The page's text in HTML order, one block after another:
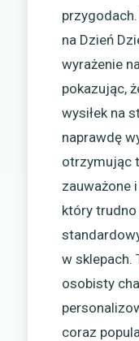
na Dzień
wyrażenie
pokazując,
wysiłek na
naprawdę
otrzymując
zauważone
który
w sklepach.
osobisty
coraz